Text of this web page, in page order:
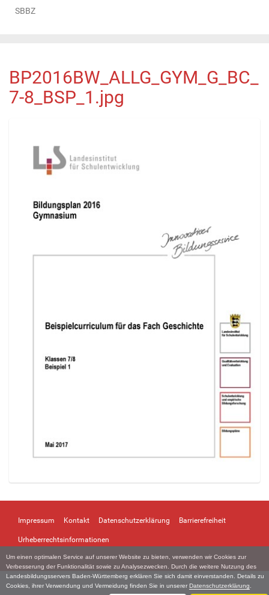
Um einen optimalen Service auf unserer Website zu bieten, verwenden wir Cookies zur
Verbesserung der Funktionalität sowie zu Analysezwecken. Durch die weitere Nutzung des
Landesbildungsservers Baden-Württemberg erklären Sie sich damit einverstanden. Details zu
Cookies, ihrer Verwendung und Vermeidung finden Sie in unserer Datenschutzerklärung
SBBZ
BP2016BW_ALLG_GYM_G_BC_
7-8_BSP_1.jpg
e
g
e
B
i
d
Impressum Kontakt Datenschutzerklärung Barrierefreiheit
Urheberrechtsinformationen